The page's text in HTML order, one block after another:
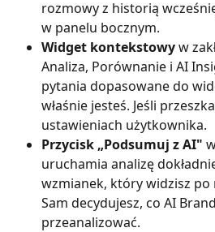
rozmowy z historią
w panelu bocznym.
Widget kontekstowy w
Analiza, Porównanie i AI
pytania dopasowane do
właśnie jesteś. Jeśli
ustawieniach użytkownika.
Przycisk „Podsumuj z AI"
uruchamia analizę
wzmianek, który widzisz po
Sam decydujesz, co AI
przeanalizować.